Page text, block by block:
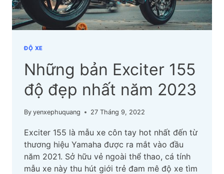
ĐỘ XE
Những bản Exciter 155
độ đẹp nhất năm 2023
By yenxephuquang 27 Tháng 9, 2022
Exciter 155 là mẫu xe côn tay hot nhất đến từ
thương hiệu Yamaha được ra mắt vào đầu
năm 2021. Sở hữu vẻ ngoài thể thao, cá tính
mẫu xe này thu hút giới trẻ đam mê độ xe tìm